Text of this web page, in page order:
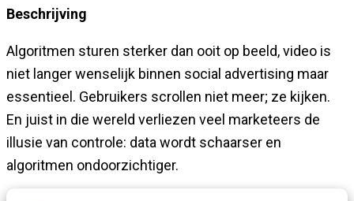
Beschrijving
Algoritmen sturen sterker dan ooit op beeld, video is
niet langer wenselijk binnen social advertising maar
essentieel. Gebruikers scrollen niet meer; ze kijken.
En juist in die wereld verliezen veel marketeers de
illusie van controle: data wordt schaarser en
algoritmen ondoorzichtiger.